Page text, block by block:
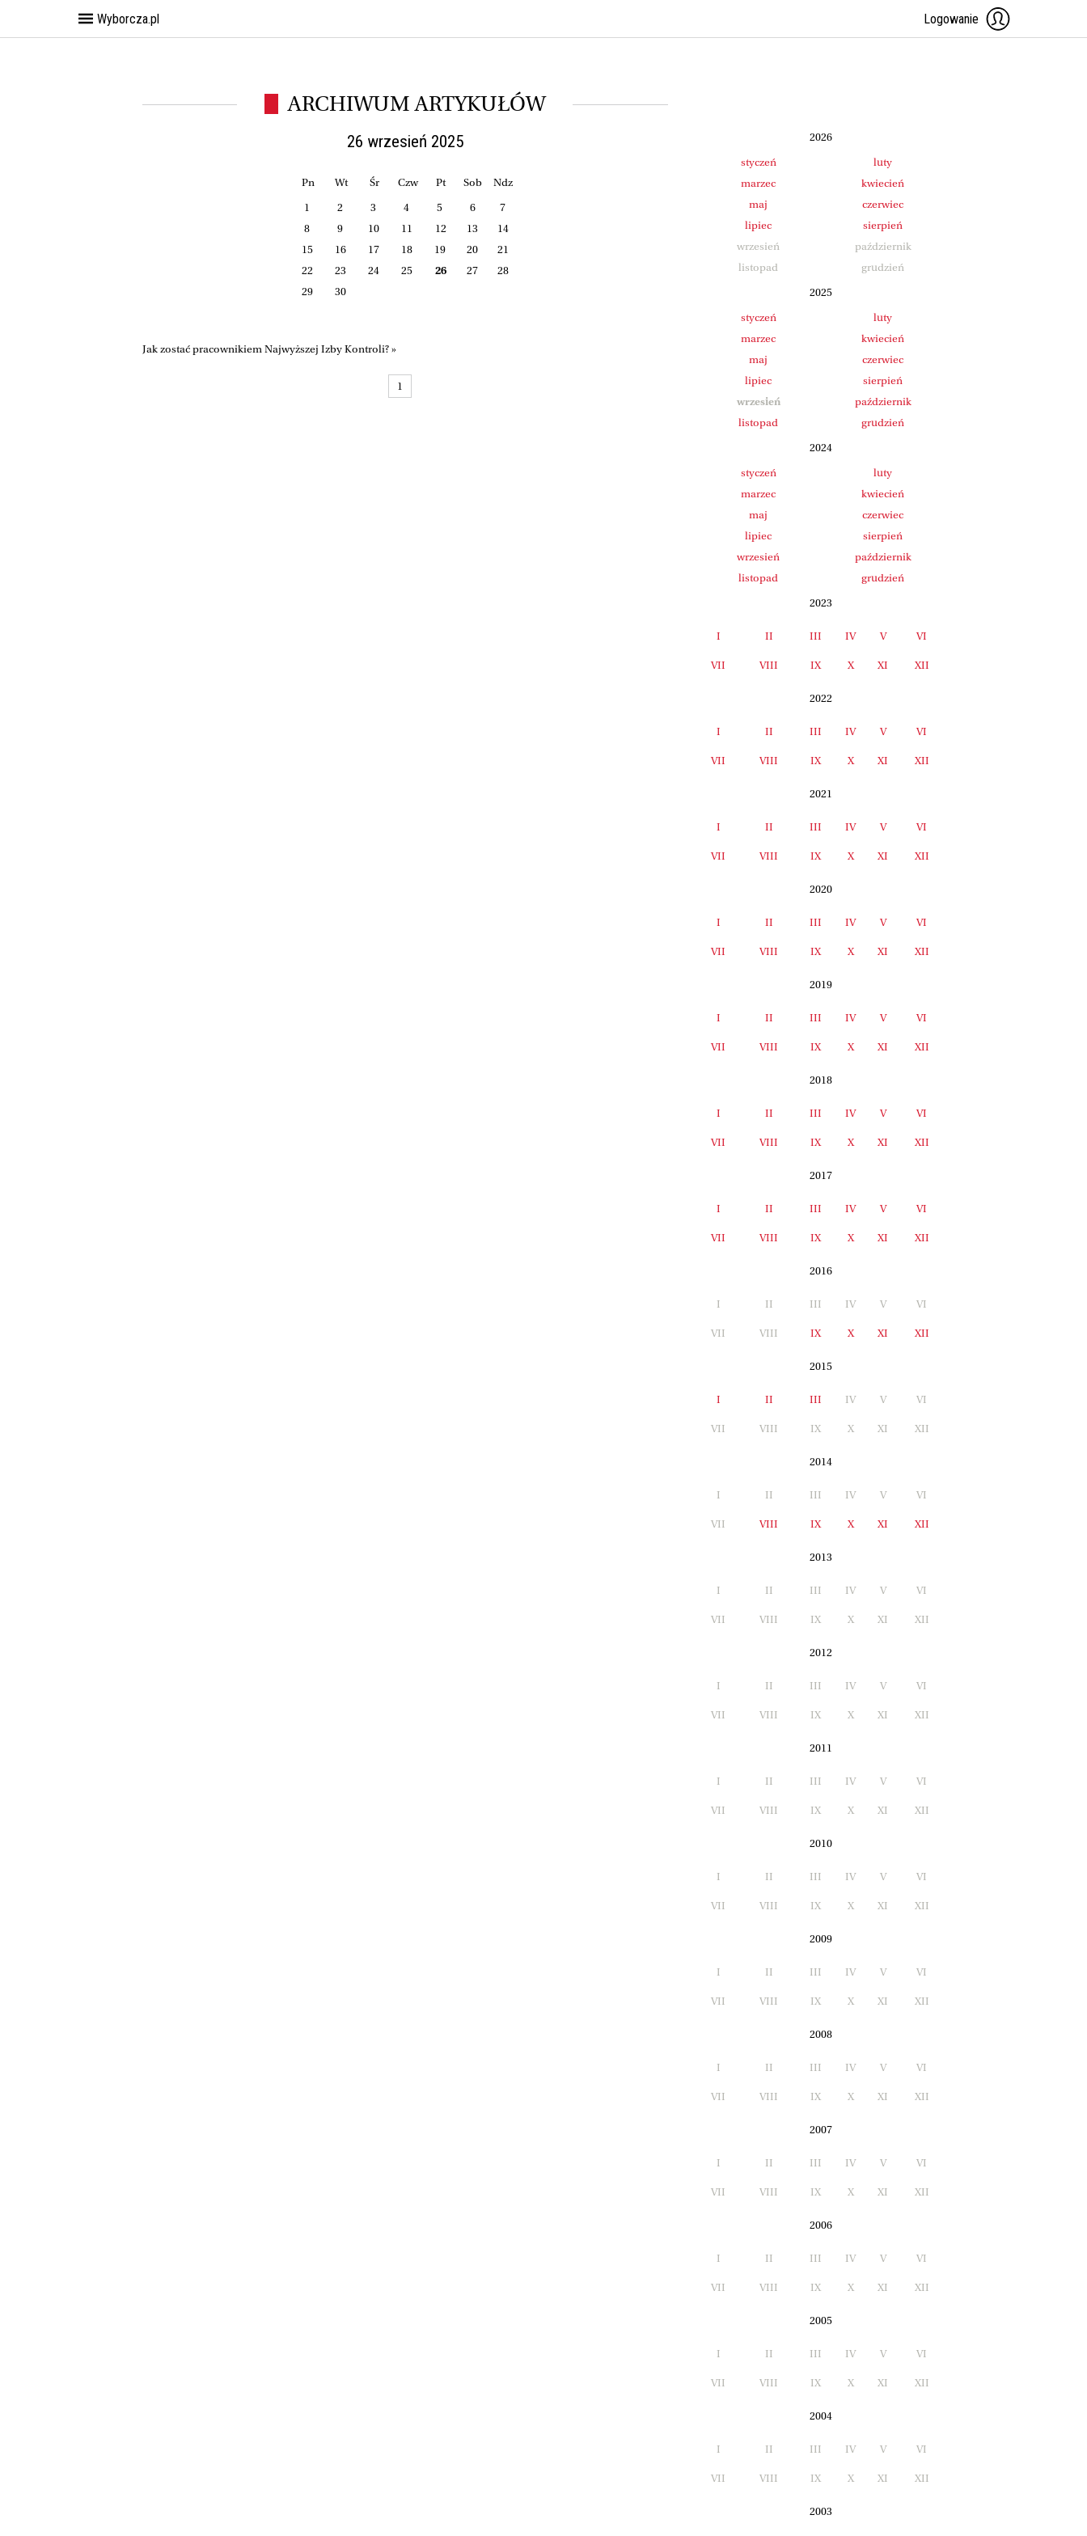
Wyborcza.pl Logowanie
ARCHIWUM ARTYKUŁÓW
26 wrzesień 2025
Pn Wt Śr Czw Pt Sob Ndz
1 2 3 4 5 6
7
8
9 10 11 12 13
14
15
16 17 18 19 20
21
22
23 24 25 26 27
28
29
30
Jak zostać pracownikiem Najwyższej Izby Kontroli? »
1
2026
styczeń
luty
marzec
kwiecień
maj
czerwiec
lipiec
sierpień
wrzesień
październik
listopad
grudzień
2025
styczeń
luty
marzec
kwiecień
maj
czerwiec
lipiec
sierpień
wrzesień
październik
listopad
grudzień
2024
styczeń
luty
marzec
kwiecień
maj
czerwiec
lipiec
sierpień
wrzesień
październik
listopad
grudzień
2023
I II III IV V VI
VII VIII IX X XI XII
2022
I II III IV V VI
VII VIII IX X XI XII
2021
I II III IV V VI
VII VIII IX X XI XII
2020
I II III IV V VI
VII VIII IX X XI XII
2019
I II III IV V VI
VII VIII IX X XI XII
2018
I II III IV V VI
VII VIII IX X XI XII
2017
I II III IV V VI
VII VIII IX X XI XII
2016
I II III IV V VI
VII VIII IX X XI XII
2015
I II III IV V VI
VII VIII IX X XI XII
2014
I II III IV V VI
VII VIII IX X XI XII
2013
I II III IV V VI
VII VIII IX X XI XII
2012
I II III IV V VI
VII VIII IX X XI XII
2011
I II III IV V VI
VII VIII IX X XI XII
2010
I II III IV V VI
VII VIII IX X XI XII
2009
I II III IV V VI
VII VIII IX X XI XII
2008
I II III IV V VI
VII VIII IX X XI XII
2007
I II III IV V VI
VII VIII IX X XI XII
2006
I II III IV V VI
VII VIII IX X XI XII
2005
I II III IV V VI
VII VIII IX X XI XII
2004
I II III IV V VI
VII VIII IX X XI XII
2003